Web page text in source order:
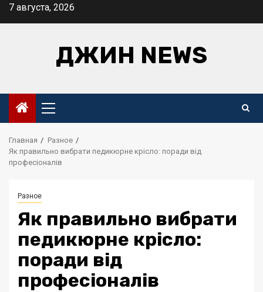
Перейти
7 августа, 2026
ДЖИН NEWS
Основное
меню
Главная
Разное
Як правильно вибрати педикюрне крісло: поради від
професіоналів
Разное
Як правильно вибрати
педикюрне крісло:
поради від
професіоналів